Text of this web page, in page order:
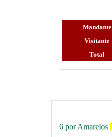
Mandante
Visitante
Total
6 por Amarelos